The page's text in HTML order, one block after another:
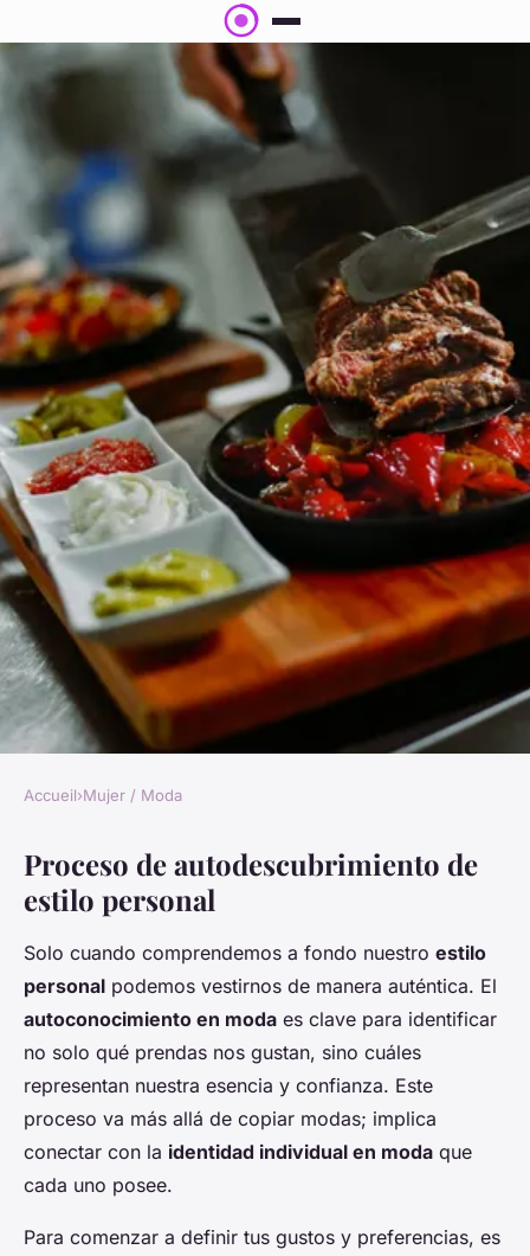
MUJER / MODA
Guía para diseñar un armario
que exprese tu identidad
personal
Enzo • 27 mayo 2025 6 min de lecture
Accueil›Mujer / Moda
Proceso de autodescubrimiento de
estilo personal
Solo cuando comprendemos a fondo nuestro estilo
personal podemos vestirnos de manera auténtica. El
autoconocimiento en moda es clave para identificar
no solo qué prendas nos gustan, sino cuáles
representan nuestra esencia y confianza. Este
proceso va más allá de copiar modas; implica
conectar con la identidad individual en moda que
cada uno posee.
Para comenzar a definir tus gustos y preferencias, es